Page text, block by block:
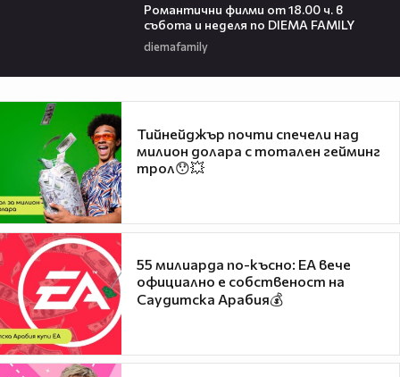
Романтични филми от 18.00 ч. в
събота и неделя по DIEMA FAMILY
diemafamily
Тийнейджър почти спечели над
милион долара с тотален гейминг
трол😯💥
55 милиарда по-късно: EA вече
официално е собственост на
Саудитска Арабия💰